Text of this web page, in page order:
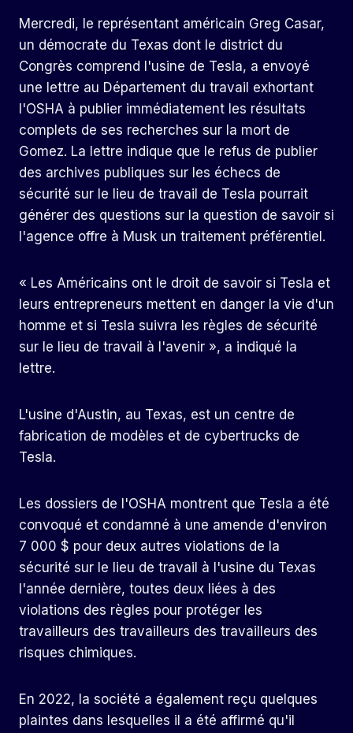
Mercredi, le représentant américain Greg Casar,
un démocrate du Texas dont le district du
Congrès comprend l'usine de Tesla, a envoyé
une lettre au Département du travail exhortant
l'OSHA à publier immédiatement les résultats
complets de ses recherches sur la mort de
Gomez. La lettre indique que le refus de publier
des archives publiques sur les échecs de
sécurité sur le lieu de travail de Tesla pourrait
générer des questions sur la question de savoir si
l'agence offre à Musk un traitement préférentiel.
« Les Américains ont le droit de savoir si Tesla et
leurs entrepreneurs mettent en danger la vie d'un
homme et si Tesla suivra les règles de sécurité
sur le lieu de travail à l'avenir », a indiqué la
lettre.
L'usine d'Austin, au Texas, est un centre de
fabrication de modèles et de cybertrucks de
Tesla.
Les dossiers de l'OSHA montrent que Tesla a été
convoqué et condamné à une amende d'environ
7 000 $ pour deux autres violations de la
sécurité sur le lieu de travail à l'usine du Texas
l'année dernière, toutes deux liées à des
violations des règles pour protéger les
travailleurs des travailleurs des travailleurs des
risques chimiques.
En 2022, la société a également reçu quelques
plaintes dans lesquelles il a été affirmé qu'il